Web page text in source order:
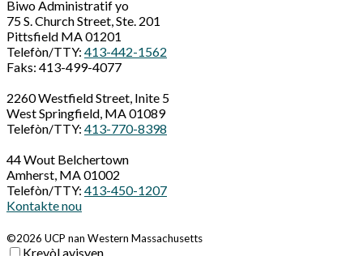
Biwo Administratif yo
75 S. Church Street, Ste. 201
Pittsfield MA 01201
Telefòn/TTY: 413-442-1562
Faks: 413-499-4077
2260 Westfield Street, Inite 5
West Springfield, MA 01089
Telefòn/TTY: 413-770-8398
44 Wout Belchertown
Amherst, MA 01002
Telefòn/TTY: 413-450-1207
Kontakte nou
©2026 UCP nan Western Massachusetts
Kreyòl ayisyen